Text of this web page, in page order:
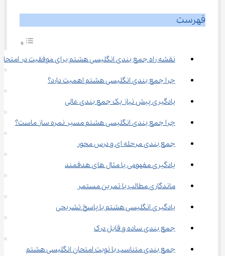
فهرست
نقشه راه جمع بندی انگلیسی هشتم برای موفقیت در
چرا جمع بندی انگلیسی هشتم اهمیت دارد؟
یادگیری پیش ‌نیاز یک جمع‌ بندی عالی
چرا جمع بندی انگلیسی هشتم مسیر نمره ‌ساز ماست؟
جمع بندی مرحله ‌ای و درس ‌محور
یادگیری مفهومی با مثال ‌های هدفمند
ماندگاری مطالب با تمرین مستمر
یادگیری انگلیسی هشتم با پاسخ تشریحی
جمع بندی ساده و قابل درک
جمع ‌بندی متناسب با نوبت امتحان انگلیسی هشتم